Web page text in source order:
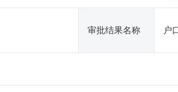
审批结果名称 户